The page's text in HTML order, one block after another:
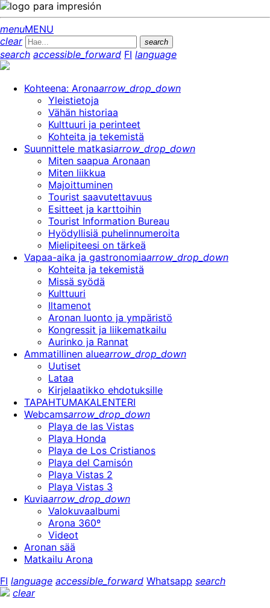
menuMENU
clear
search
search accessible_forward FI language
Kohteena: Aronaarrow_drop_down
Yleistietoja
Vähän historiaa
Kulttuuri ja perinteet
Kohteita ja tekemistä
Suunnittele matkasiarrow_drop_down
Miten saapua Aronaan
Miten liikkua
Majoittuminen
Tourist saavutettavuus
Esitteet ja karttoihin
Tourist Information Bureau
Hyödyllisiä puhelinnumeroita
Mielipiteesi on tärkeä
Vapaa-aika ja gastronomiaarrow_drop_down
Kohteita ja tekemistä
Missä syödä
Kulttuuri
Iltamenot
Aronan luonto ja ympäristö
Kongressit ja liikematkailu
Aurinko ja Rannat
Ammatillinen aluearrow_drop_down
Uutiset
Lataa
Kirjelaatikko ehdotuksille
TAPAHTUMAKALENTERI
Webcamsarrow_drop_down
Playa de las Vistas
Playa Honda
Playa de Los Cristianos
Playa del Camisón
Playa Vistas 2
Playa Vistas 3
Kuviaarrow_drop_down
Valokuvaalbumi
Arona 360º
Videot
Aronan sää
Matkailu Arona
FI language accessible_forward Whatsapp search
clear